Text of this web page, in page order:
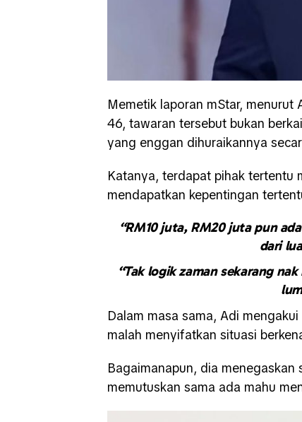
Memetik laporan mStar,
46, tawaran tersebut bukan
yang enggan dihuraikannya
Katanya, terdapat pihak tertentu
mendapatkan kepentingan
“RM10 juta, RM20 juta pun
dari
“Tak logik zaman sekarang
Dalam masa sama, Adi
malah menyifatkan situasi
Bagaimanapun, dia
memutuskan sama ada mahu